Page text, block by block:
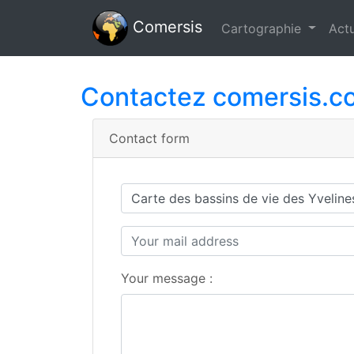
Comersis Cartographie
Contactez
Contact form
Your message :